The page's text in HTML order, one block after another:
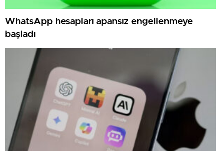
WhatsApp hesapları apansız engellenmeye
başladı